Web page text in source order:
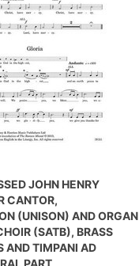
JOHN HENRY
CANTOR,
(UNISON) AND ORGAN
(SATB), BRASS
AND TIMPANI AD
PART